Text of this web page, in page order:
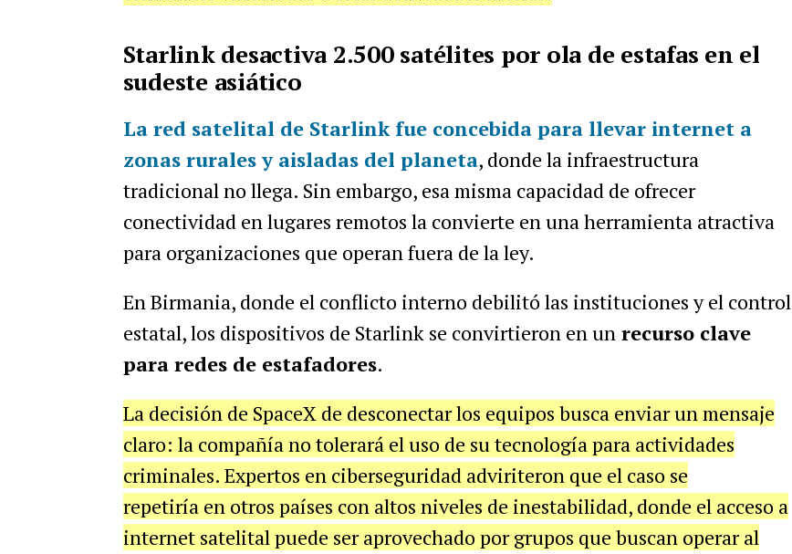
Starlink desactiva 2.500 satélites por ola de estafas en el
sudeste asiático
La red satelital de Starlink fue concebida para llevar internet a
zonas rurales y aisladas del planeta, donde la infraestructura
tradicional no llega. Sin embargo, esa misma capacidad de ofrecer
conectividad en lugares remotos la convierte en una herramienta atractiva
para organizaciones que operan fuera de la ley.
En Birmania, donde el conflicto interno debilitó las instituciones y el control
estatal, los dispositivos de Starlink se convirtieron en unrecurso clave
para redes de estafadores.
La decisión de SpaceX de desconectar los equipos busca enviar un mensaje
claro: la compañía no tolerará el uso de su tecnología para actividades
criminales. Expertos en ciberseguridad adviriteron que el caso se
repetiría en otros países con altos niveles de inestabilidad, donde el acceso a
internet satelital puede ser aprovechado por grupos que buscan operar al